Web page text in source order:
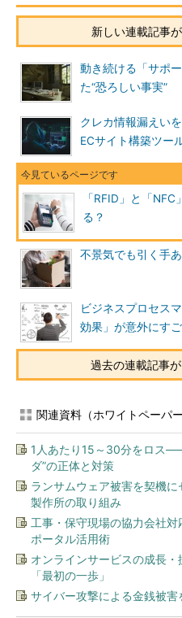
新しい連載記事
動き続ける「サポ
た“恐ろしい事実”
クレカ情報漏えい
ECサイト構築ツー
「RFID」と「
る？
不景気でも引く手
ビジネスプロセス
効果」が意外にす
過去の連載記事
関連資料（ホワイトペーパー
1人あたり15～30分をロス
ダ”の正体と対策
ランサムウェア被害を契機
製作所の取り組み
工事・保守現場の協力会社
ポータル活用術
オンラインサービスの成長
「最初の一歩」
サイバー攻撃による金銭被害